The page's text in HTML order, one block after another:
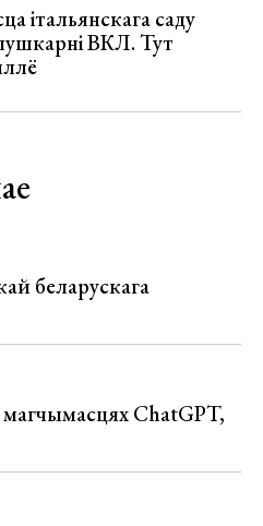
італьянскага саду
пушкарні ВКЛ. Тут
беларускага
ChatGPT,